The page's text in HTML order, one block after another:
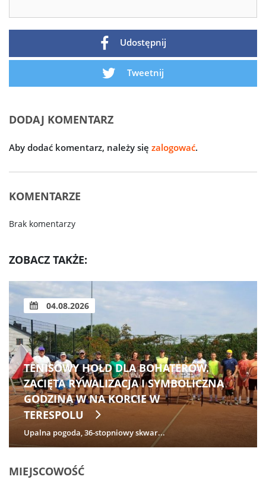
Udostępnij
Tweetnij
DODAJ KOMENTARZ
Aby dodać komentarz, należy się zalogować.
KOMENTARZE
Brak komentarzy
ZOBACZ TAKŻE:
04.08.2026
TENISOWY HOŁD DLA BOHATERÓW.
ZACIĘTA RYWALIZACJA I SYMBOLICZNA
GODZINA W NA KORCIE W
TERESPOLU
Upalna pogoda, 36-stopniowy skwar...
MIEJSCOWOŚĆ